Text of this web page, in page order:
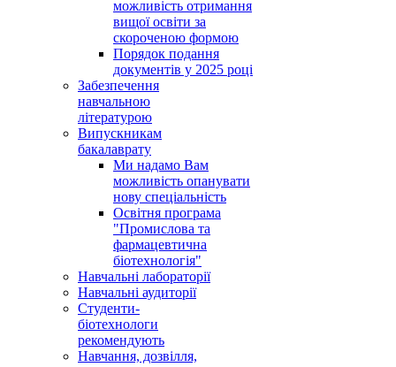
можливість отримання
вищої освіти за
скороченою формою
Порядок подання
документів у 2025 році
Забезпечення
навчальною
літературою
Випускникам
бакалаврату
Ми надамо Вам
можливість опанувати
нову спеціальність
Освітня програма
"Промислова та
фармацевтична
біотехнологія"
Навчальні лабораторії
Навчальні аудиторії
Студенти-
біотехнологи
рекомендують
Навчання, дозвілля,